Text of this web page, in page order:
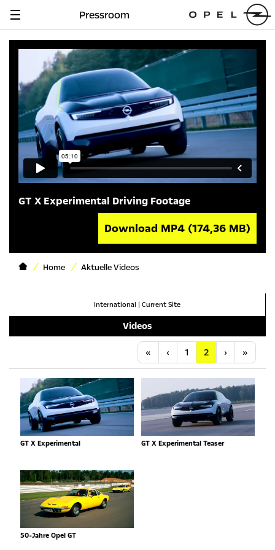
Navigation
Pressroom
GT X Experimental Driving Footage
Download MP4 (174,36 MB)
Home Aktuelle Videos
International | Current Site
Videos
« Anfang
‹ Vorherige
1 2 ›Nächste
»
GT X Experimental GT X Experimental Teaser
50-Jahre Opel GT